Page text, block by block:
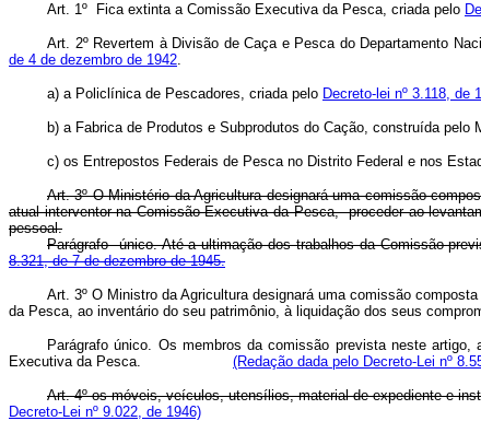
Art. 1º Fica extinta a Comissão Executiva da Pesca, criada pelo
Art. 2º Revertem à Divisão de Caça e Pesca do Departamento
de 4 de dezembro de 1942.
a) a Policlínica de Pescadores, criada pelo Decreto-lei nº 3.118, de
b) a Fabrica de Produtos e Subprodutos do Cação, construída
c) os Entrepostos Federais de Pesca no Distrito Federal e nos
Art. 3º O Ministério da Agricultura designará uma comissão
atual interventor na Comissão Executiva da Pesca, proceder ao
pessoal.
Parágrafo único. Até a ultimação dos trabalhos da Comissão
8.321, de 7 de dezembro de 1945.
Art. 3º O Ministro da Agricultura designará uma comissão
da Pesca, ao inventário do seu patrimônio, à liquidação dos seus
Parágrafo único. Os membros da comissão prevista neste
Executiva da Pesca. (Redação dada pelo Decreto-Lei nº
Art. 4º os móveis, veículos, utensílios, material de expediente e
Decreto-Lei nº 9.022, de 1946)